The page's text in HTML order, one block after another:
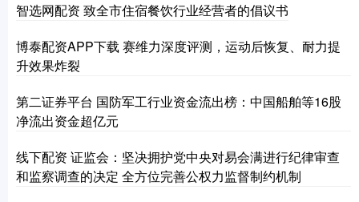
智选网配资 致全市住宿餐饮行业经营者的倡议书
博泰配资APP下载 赛维力深度评测，运动后恢复、耐力提
升效果炸裂
第二证券平台 国防军工行业资金流出榜：中国船舶等16股
净流出资金超亿元
线下配资 证监会：坚决拥护党中央对易会满进行纪律审查
和监察调查的决定 全方位完善公权力监督制约机制